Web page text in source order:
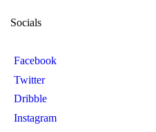
Socials
Facebook
Twitter
Dribble
Instagram